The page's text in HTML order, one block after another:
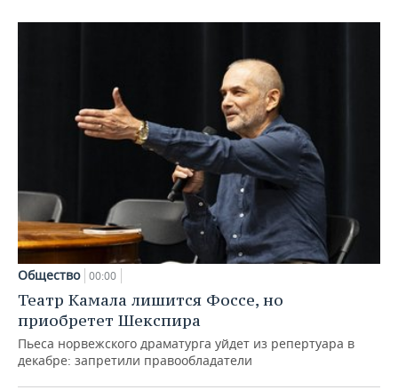
Общество 00:00
Театр Камала лишится Фоссе, но
приобретет Шекспира
Пьеса норвежского драматурга уйдет из репертуара в
декабре: запретили правообладатели